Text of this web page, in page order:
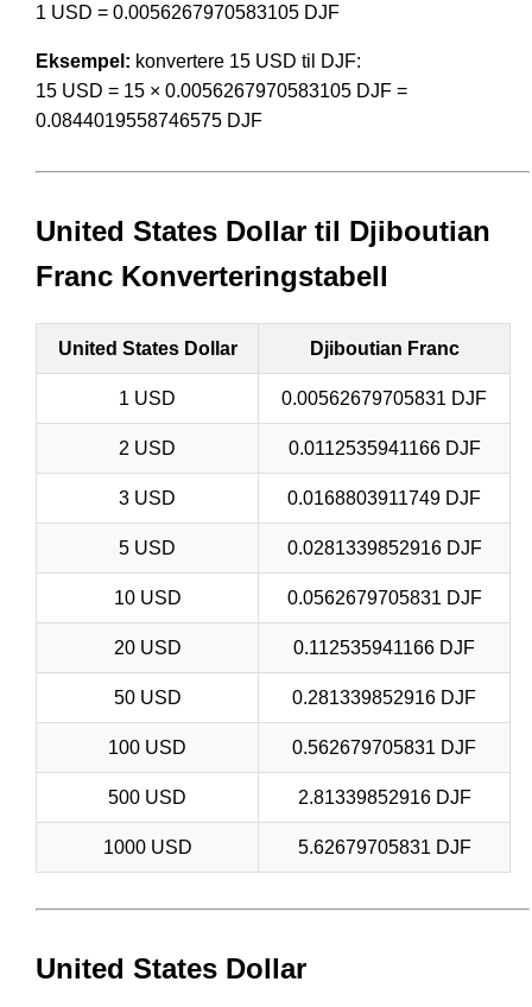
1 USD = 0.0056267970583105 DJF
Eksempel: konvertere 15 USD til DJF:
15 USD = 15 × 0.0056267970583105 DJF =
0.0844019558746575 DJF
United States Dollar til Djiboutian
Franc Konverteringstabell
United States Dollar Djiboutian Franc
1 USD 0.00562679705831 DJF
2 USD 0.0112535941166 DJF
3 USD 0.0168803911749 DJF
5 USD 0.0281339852916 DJF
10 USD 0.0562679705831 DJF
20 USD 0.112535941166 DJF
50 USD 0.281339852916 DJF
100 USD 0.562679705831 DJF
500 USD 2.81339852916 DJF
1000 USD 5.62679705831 DJF
United States Dollar